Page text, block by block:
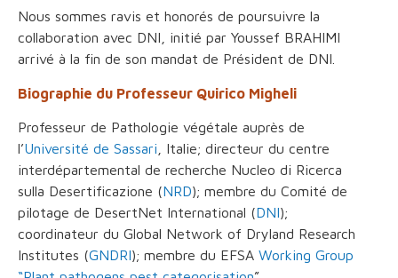
Nous sommes ravis et honorés de poursuivre la
collaboration avec DNI, initié par Youssef BRAHIMI
arrivé à la fin de son mandat de Président de DNI.
Biographie du Professeur Quirico Migheli
Professeur de Pathologie végétale auprès de
l’Université de Sassari , Italie; directeur du centre
interdépartemental de recherche Nucleo di Ricerca
sulla Desertificazione (NRD); membre du Comité de
pilotage de DesertNet International (DNI);
coordinateur du Global Network of Dryland Research
Institutes (GNDRI); membre du EFSA Working Group